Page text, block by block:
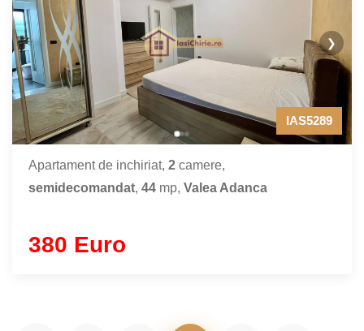
❯
IAS5289
Apartament de inchiriat, 2 camere,
semidecomandat, 44 mp, Valea Adanca
380 Euro